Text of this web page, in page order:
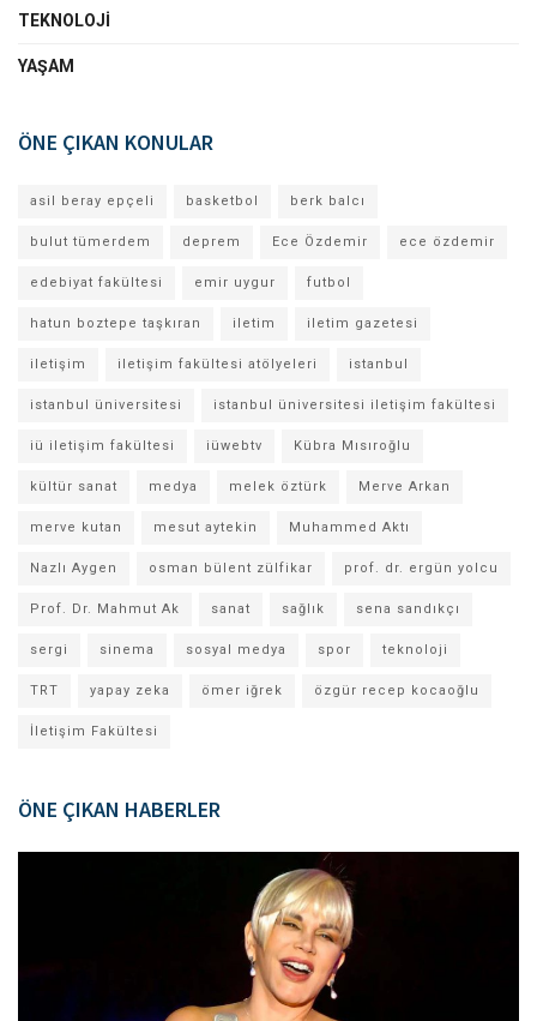
TEKNOLOJI
YAŞAM
ÖNE ÇIKAN KONULAR
asil beray epçeli basketbol berk balcı
bulut tümerdem deprem Ece Özdemir ece özdemir
edebiyat fakültesi emir uygur futbol
hatun boztepe taşkıran iletim iletim gazetesi
iletişim iletişim fakültesi atölyeleri istanbul
istanbul üniversitesi istanbul üniversitesi iletişim fakültesi
iü iletişim fakültesi iüwebtv Kübra Mısıroğlu
kültür sanat medya melek öztürk Merve Arkan
merve kutan mesut aytekin Muhammed Aktı
Nazlı Aygen osman bülent zülfikar prof. dr. ergün yolcu
Prof. Dr. Mahmut Ak sanat sağlık sena sandıkçı
sergi sinema sosyal medya spor teknoloji
TRT yapay zeka ömer iğrek özgür recep kocaoğlu
İletişim Fakültesi
ÖNE ÇIKAN HABERLER